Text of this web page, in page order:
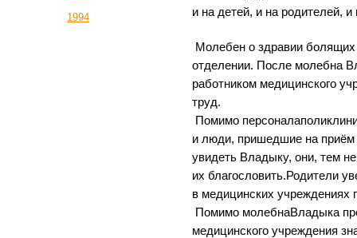
1994
и на детей, и на родителей,
Молебен о здравии
отделении. После молебна
работником медицинского
труд.
Помимо
и люди, пришедшие на
увидеть Владыку, они, тем
их благословить.Родители
в медицинских учреждениях
Помимо молебнаВладыка
медицинского учреждения